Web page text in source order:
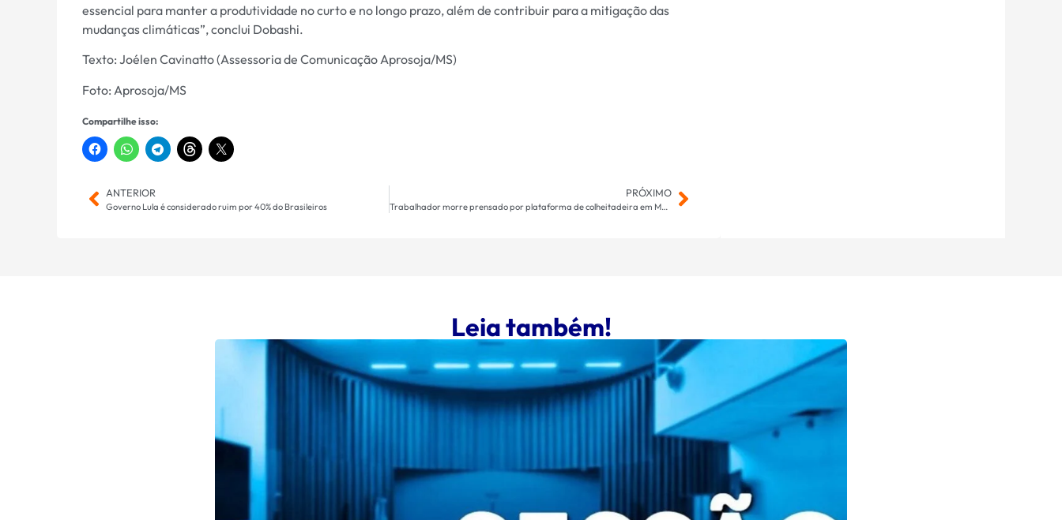
essencial para manter a produtividade no curto e no longo prazo, além de contribuir para a mitigação das
mudanças climáticas”, conclui Dobashi.
Texto: Joélen Cavinatto (Assessoria de Comunicação Aprosoja/MS)
Foto: Aprosoja/MS
Compartilhe isso:
ANTERIOR
Governo Lula é considerado ruim por 40% do Brasileiros
PRÓXIMO
Trabalhador morre prensado por plataforma de colheitadeira em Maracaju
Leia também!